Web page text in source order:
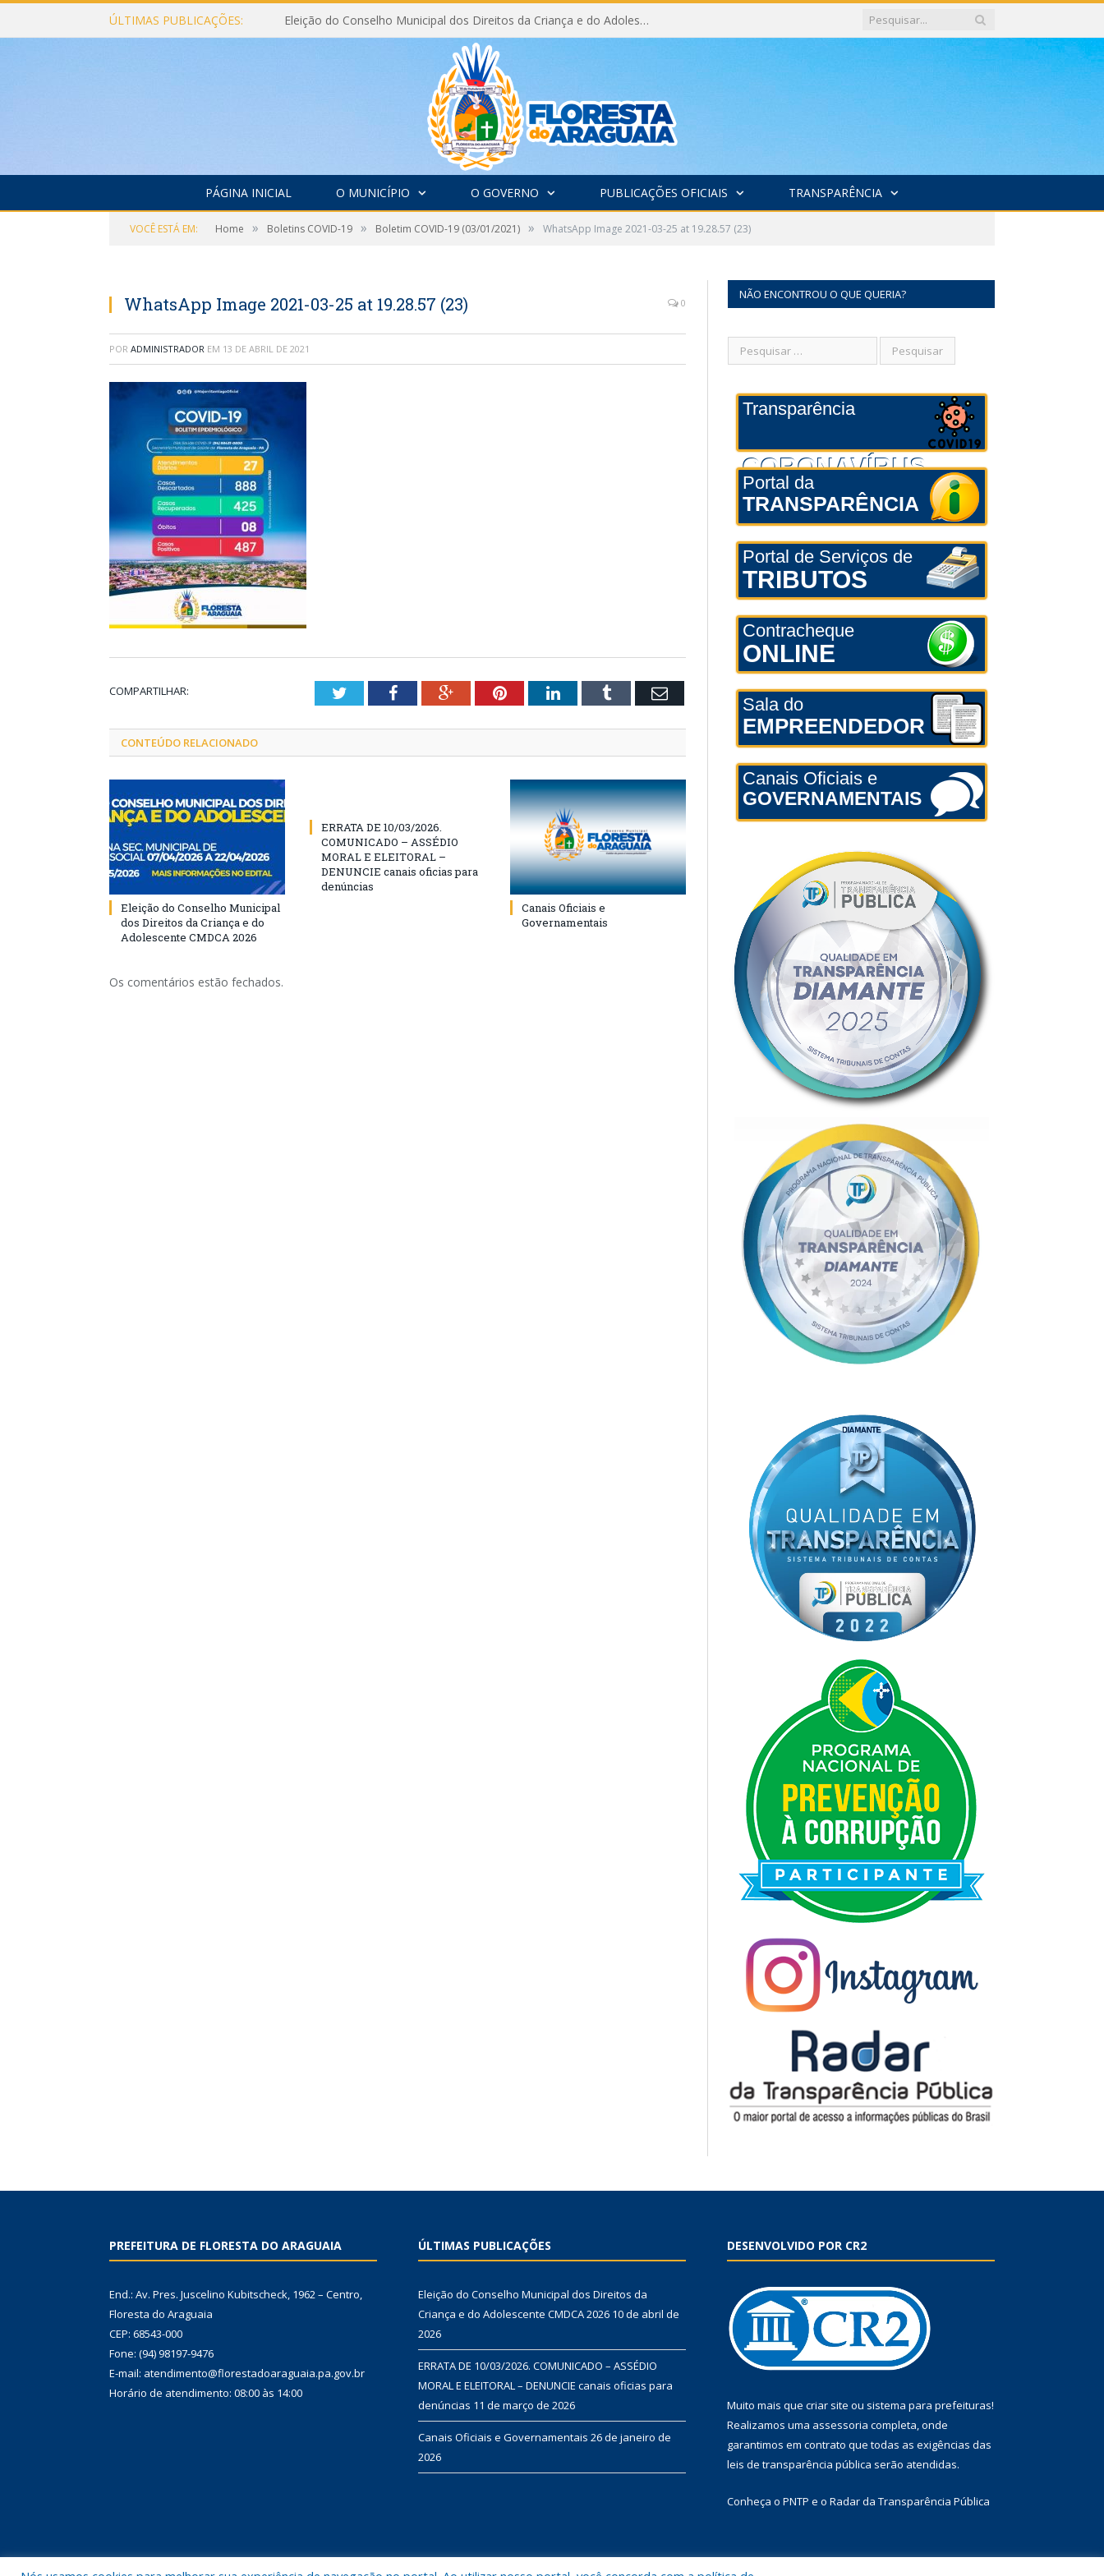
ÚLTIMAS PUBLICAÇÕES: Eleição do Conselho Municipal dos Direitos da Criança e do Adolescente CMDCA 2026
PÁGINA INICIAL O MUNICÍPIO O GOVERNO PUBLICAÇÕES OFICIAIS TRANSPARÊNCIA
VOCÊ ESTÁ EM: Home » Boletins COVID-19 » Boletim COVID-19 (03/01/2021) » WhatsApp Image 2021-03-25 at 19.28.57 (23)
WhatsApp Image 2021-03-25 at 19.28.57 (23) 0
POR ADMINISTRADOR EM 13 DE ABRIL DE 2021
COMPARTILHAR: TwitterFacebookGoogle+PinterestLinkedInTumblr Email
CONTEÚDO RELACIONADO
Eleição do Conselho Municipal
dos Direitos da Criança e do
Adolescente CMDCA 2026
ERRATA DE 10/03/2026.
COMUNICADO – ASSÉDIO
MORAL E ELEITORAL –
DENUNCIE canais oficias para
denúncias
Canais Oficiais e
Governamentais
Os comentários estão fechados.
NÃO ENCONTROU O QUE QUERIA?
Transparência
CORONAVÍRUS
Portal da
TRANSPARÊNCIA
Portal de Serviços de
TRIBUTOS
Contracheque
ONLINE
Sala do
EMPREENDEDOR
Canais Oficiais e
GOVERNAMENTAIS
PREFEITURA DE FLORESTA DO ARAGUAIA
End.: Av. Pres. Juscelino Kubitscheck, 1962 – Centro,
Floresta do Araguaia
CEP: 68543-000
Fone: (94) 98197-9476
E-mail: atendimento@florestadoaraguaia.pa.gov.br
Horário de atendimento: 08:00 às 14:00
ÚLTIMAS PUBLICAÇÕES
Eleição do Conselho Municipal dos Direitos da
Criança e do Adolescente CMDCA 2026 10 de abril de
2026
ERRATA DE 10/03/2026. COMUNICADO – ASSÉDIO
MORAL E ELEITORAL – DENUNCIE canais oficias para
denúncias 11 de março de 2026
Canais Oficiais e Governamentais 26 de janeiro de
2026
DESENVOLVIDO POR CR2
Muito mais que criar site ou sistema para prefeituras!
Realizamos uma assessoria completa, onde
garantimos em contrato que todas as exigências das
leis de transparência pública serão atendidas.
Conheça o PNTP e o Radar da Transparência Pública